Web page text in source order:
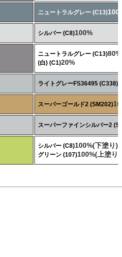
ニュートラルグレー (C13)
シルバー (C8)100%
ニュートラルグレー (C13)
(白) (C1)20%
ライトグレーFS36495 (C338)
スーパーゴールド2 (SM202)
スーパーファインシルバー2
シルバー (C8)100%(下塗り)
グリーン (107)100%(上塗り)